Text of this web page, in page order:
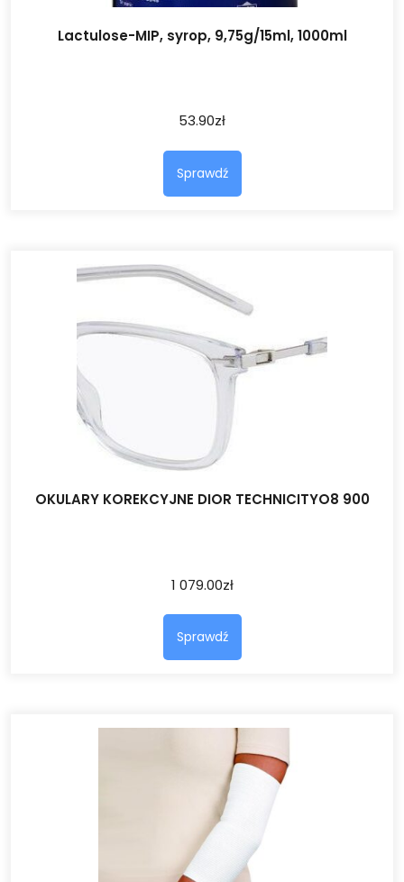
Lactulose-MIP, syrop, 9,75g/15ml, 1000ml
53.90zł
Sprawdź
OKULARY KOREKCYJNE DIOR TECHNICITYO8 900
1 079.00zł
Sprawdź